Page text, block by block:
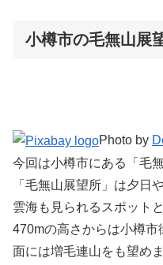
小樽市の毛無山展
Photo by
今回は小樽市にある「毛
「毛無山展望所」は夕日
雲海も見られるスポット
470mの高さからは小樽
面には増毛連山をも望めま